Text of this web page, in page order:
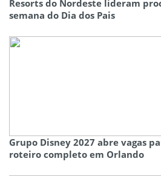
Resorts do Nordeste lideram
semana do Dia dos Pais
Grupo Disney 2027 abre vagas
roteiro completo em Orlando